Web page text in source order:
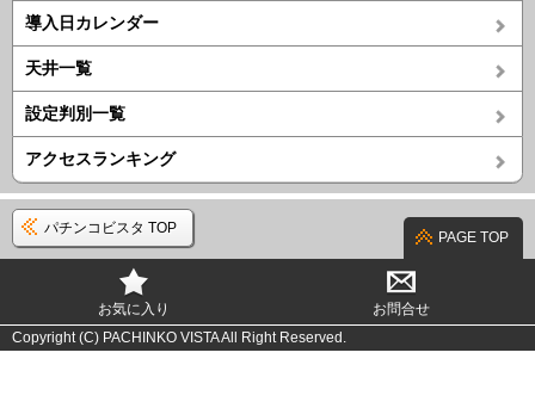
導入日カレンダー
天井一覧
設定判別一覧
アクセスランキング
パチンコビスタ TOP
PAGE TOP
お気に入り
お問合せ
Copyright (C) PACHINKO VISTA All Right Reserved.